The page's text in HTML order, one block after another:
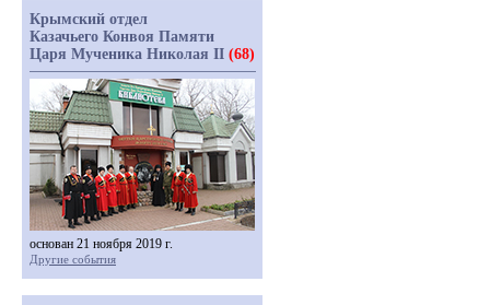
Крымский отдел
Казачьего Конвоя Памяти
Царя Мученика Николая II (68)
основан 21 ноября 2019 г.
Другие события